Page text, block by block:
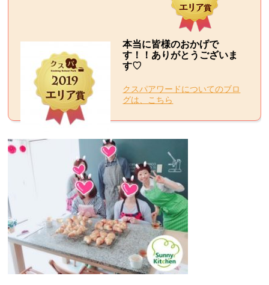
本当に皆様のおかげで
す！！ありがとうございま
す♡
クスパアワードについてのブロ
グは、こちら